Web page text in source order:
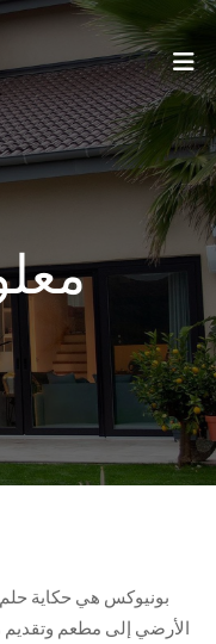
بونيوكس هي حكاية
الأرضي إلى مطعم وتقديم